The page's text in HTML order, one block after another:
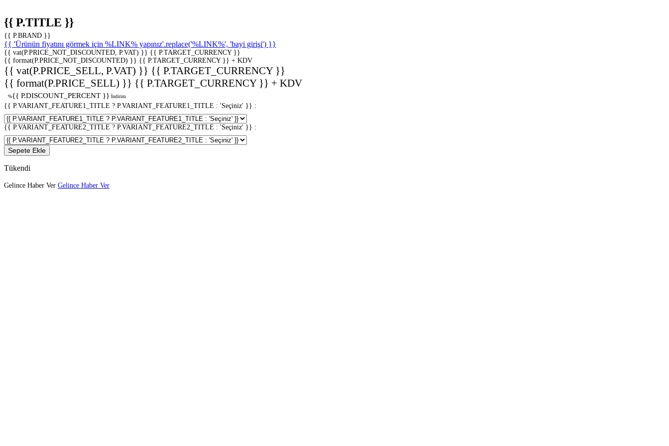
{{ P.TITLE }}
{{ P.BRAND }}
{{ 'Ürünün fiyatını görmek için %LINK% yapınız'.replace('%LINK%', 'bayi girişi') }}
{{ vat(P.PRICE_NOT_DISCOUNTED, P.VAT) }} {{ P.TARGET_CURRENCY }}
{{ format(P.PRICE_NOT_DISCOUNTED) }} {{ P.TARGET_CURRENCY }} + KDV
{{ vat(P.PRICE_SELL, P.VAT) }} {{ P.TARGET_CURRENCY }}
{{ format(P.PRICE_SELL) }} {{ P.TARGET_CURRENCY }} + KDV
%{{ P.DISCOUNT_PERCENT }} İndirim
{{ P.VARIANT_FEATURE1_TITLE ? P.VARIANT_FEATURE1_TITLE : 'Seçiniz' }} :
{{ P.VARIANT_FEATURE2_TITLE ? P.VARIANT_FEATURE2_TITLE : 'Seçiniz' }} :
Sepete Ekle
Tükendi
Gelince Haber Ver Gelince Haber Ver